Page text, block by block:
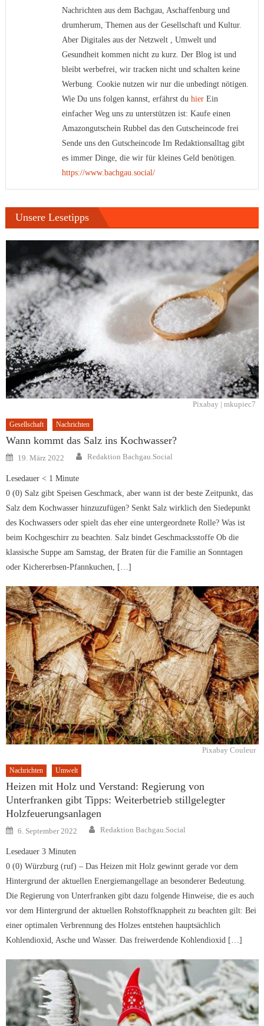
Nachrichten aus dem Bachgau, Aschaffenburg und
drumherum, Themen aus der Gesellschaft und Kultur.
Aber Digitales aus der Netzwelt , Umwelt und
Gesundheit kommen nicht zu kurz. Der Blog ist und
bleibt werbefrei, wir tracken nicht und schalten keine
Werbung. Cookie nutzen wir nur die unbedingt nötigen.
Wie Du uns folgen kannst, erfährst du hierEin
einfacher Weg uns zu unterstützen ist: Kaufe einen
Amazongutschein Rubbel das den Gutscheincode frei
Sende uns den Gutscheincode Im Redaktionsalltag gibt
es immer Dinge, die wir für kleines Geld benötigen.
https://www.bachgau.social/
Unsere Lesetipps
Pixabay | mkupiec7
Gesellschaft Nachrichten
Wann kommt das Salz ins Kochwasser?
Posted
on
19. März 2022 Author
Redaktion Bachgau.Social
Lesedauer < 1 Minute
0 (0) Salz gibt Speisen Geschmack, aber wann ist der beste Zeitpunkt, das
Salz dem Kochwasser hinzuzufügen? Senkt Salz wirklich den Siedepunkt
des Kochwassers oder spielt das eher eine untergeordnete Rolle? Was ist
beim Kochgeschirr zu beachten. Salz bindet Geschmacksstoffe Ob die
klassische Suppe am Samstag, der Braten für die Familie an Sonntagen
oder Kichererbsen-Pfannkuchen, […]
Pixabay Couleur
Nachrichten Umwelt
Heizen mit Holz und Verstand: Regierung von
Unterfranken gibt Tipps: Weiterbetrieb stillgelegter
Holzfeuerungsanlagen
Posted
on
6. September 2022 Author
Redaktion Bachgau.Social
Lesedauer 3 Minuten
0 (0) Würzburg (ruf) – Das Heizen mit Holz gewinnt gerade vor dem
Hintergrund der aktuellen Energiemangellage an besonderer Bedeutung.
Die Regierung von Unterfranken gibt dazu folgende Hinweise, die es auch
vor dem Hintergrund der aktuellen Rohstoffknappheit zu beachten gilt: Bei
einer optimalen Verbrennung des Holzes entstehen hauptsächlich
Kohlendioxid, Asche und Wasser. Das freiwerdende Kohlendioxid […]